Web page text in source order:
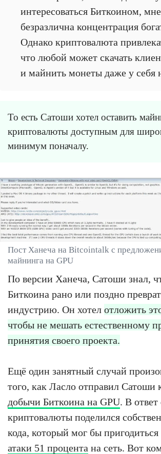
интересоваться Биткоином, мне
безразлична концентрация
Однако криптовалюта
что любой может скачать
и майнить монеты даже у себя
То есть Сатоши хотел оставить
криптовалюты доступным для
минимум поначалу.
Пост Ханеча на Bitcointalk с
майнинга на GPU
По версии Ханеча, Сатоши знал,
Биткоина рано или поздно
индустрию. Он хотел отложить
чтобы не мешать естественному
принятия своего проекта.
Ещё один занятный случай
того, как Ласло отправил Сатоши
добычи Биткоина на GPU. В ответ
криптовалюты поделился
кода, который мог бы пригодиться
атаки 51 процента на сеть. Вот